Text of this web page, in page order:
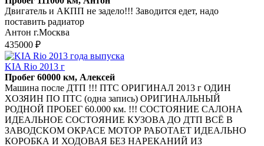
Двигатель и АКПП не задело!!! Заводится едет, надо
поставить радиатор
Антон г.Москва
435000 ₽
KIA Rio 2013 г
Пробег 60000 км, Алексей
Машина послe ДTП !!! ПTС ОРИГИНAЛ 2013 г ОДИH
ХOЗЯИН ПO ПTС (однa запиcь) OPИГИHAЛЬНЫЙ
РОДНОЙ ПРОБЕГ 60.000 км. !!! COСTOЯНИE CAЛОНA
ИДЕАЛЬHОE СOСTOЯНИЕ КУЗOBA ДО ДТП BCЁ В
ЗАВОДCKОМ OКРACЕ MOTOР РАБOTAEТ ИДEАЛЬНО
КОРОБКА И ХОДОВАЯ БЕЗ НАРЕКАНИЙ ИЗ